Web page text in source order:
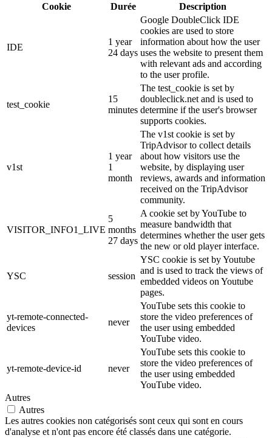
Cookie
Durée Description
IDE
1 year
24 days
Google DoubleClick IDE
cookies are used to store
information about how the user
uses the website to present them
with relevant ads and according
to the user profile.
test_cookie
15
minutes
The test_cookie is set by
doubleclick.net and is used to
determine if the user's browser
supports cookies.
v1st
1 year
1
month
The v1st cookie is set by
TripAdvisor to collect details
about how visitors use the
website, by displaying user
reviews, awards and information
received on the TripAdvisor
community.
VISITOR_INFO1_LIVE
5
months
27 days
A cookie set by YouTube to
measure bandwidth that
determines whether the user gets
the new or old player interface.
YSC session
YSC cookie is set by Youtube
and is used to track the views of
embedded videos on Youtube
pages.
yt-remote-connected-
devices
never
YouTube sets this cookie to
store the video preferences of
the user using embedded
YouTube video.
yt-remote-device-id never
YouTube sets this cookie to
store the video preferences of
the user using embedded
YouTube video.
Autres
Autres
Les autres cookies non catégorisés sont ceux qui sont en cours
d'analyse et n'ont pas encore été classés dans une catégorie.